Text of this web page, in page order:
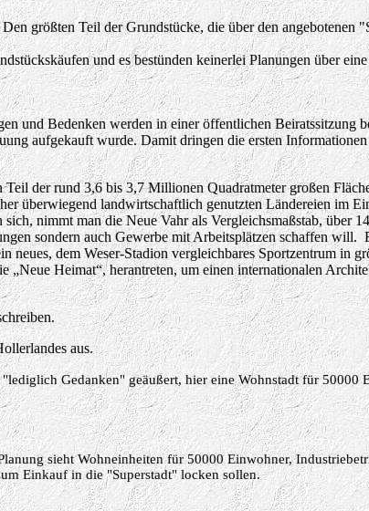
größten Teil der Grundstücke, die über den angebotenen
und es bestünden keinerlei Planungen über
und Bedenken werden in einer öffentlichen Beiratssitzung
aufgekauft wurde.Damit dringen die ersten
der rund 3,6 bis 3,7 Millionen Quadratmeter großen
überwiegend landwirtschaftlich genutzten Ländereien im
nimmt man die Neue Vahr als Vergleichsmaßstab, über
sondern auch Gewerbe mit Arbeitsplätzen schaffen will.
neues, dem Weser-Stadion vergleichbares Sportzentrum in
Heimat“, herantreten, um einen internationalen
aus.
"lediglich Gedanken" geäußert, hier eine Wohnstadt für 50000
sieht Wohneinheiten für 50000 Einwohner,
Einkauf in die "Superstadt" locken sollen.